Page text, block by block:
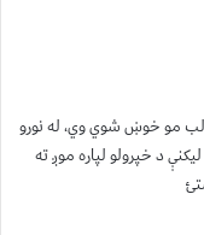
مو خوښ شوي وي، له نورو
د خپرولو لپاره موږ ته